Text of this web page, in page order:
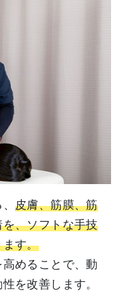
皮膚、筋膜、筋
、ソフトな手技
ます。
めることで、動
を改善します。